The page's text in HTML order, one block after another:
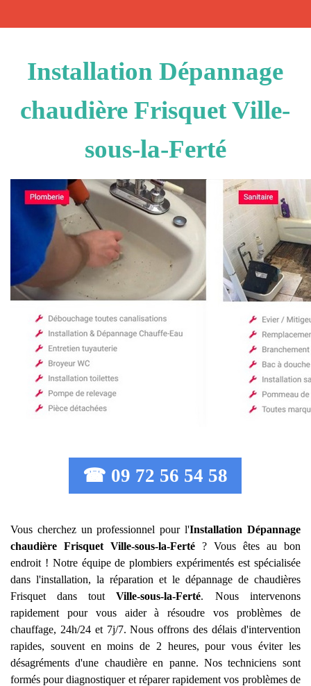
Installation Dépannage
chaudière Frisquet Ville-
sous-la-Ferté
☎ 09 72 56 54 58
Vous cherchez un professionnel pour l'Installation Dépannage
chaudière Frisquet Ville-sous-la-Ferté? Vous êtes au bon
endroit ! Notre équipe de plombiers expérimentés est spécialisée
dans l'installation, la réparation et le dépannage de chaudières
Frisquet dans toutVille-sous-la-Ferté. Nous intervenons
rapidement pour vous aider à résoudre vos problèmes de
chauffage, 24h/24 et 7j/7. Nous offrons des délais d'intervention
rapides, souvent en moins de 2 heures, pour vous éviter les
désagréments d'une chaudière en panne. Nos techniciens sont
formés pour diagnostiquer et réparer rapidement vos problèmes de